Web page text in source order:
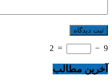
9
−
=
2
آخرین مطالب